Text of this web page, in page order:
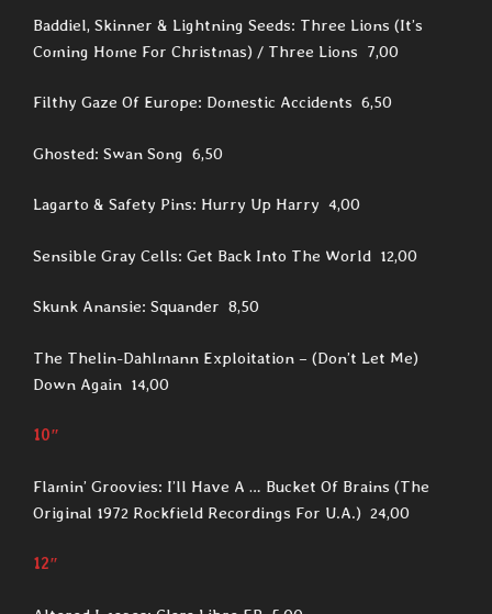
Baddiel, Skinner & Lightning Seeds: Three Lions (It’s
Coming Home For Christmas) / Three Lions 7,00
Filthy Gaze Of Europe: Domestic Accidents 6,50
Ghosted: Swan Song 6,50
Lagarto & Safety Pins: Hurry Up Harry 4,00
Sensible Gray Cells: Get Back Into The World 12,00
Skunk Anansie: Squander 8,50
The Thelin-Dahlmann Exploitation – (Don’t Let Me)
Down Again 14,00
10″
Flamin’ Groovies: I’ll Have A … Bucket Of Brains (The
Original 1972 Rockfield Recordings For U.A.) 24,00
12″